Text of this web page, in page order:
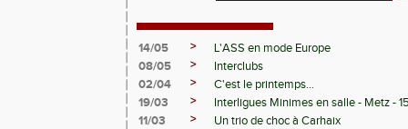
14/05 >
L'ASS en mode Europe
08/05
>
Interclubs
02/04
>
C'est le printemps...
19/03
>
Interligues Minimes en salle - Metz -
11/03
>
Un trio de choc à Carhaix